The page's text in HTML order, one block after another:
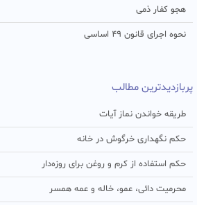
هجو کفار ذمی
نحوه اجرای قانون ۴۹ اساسی
پربازدیدترین مطالب
طریقه خواندن نماز آیات
حکم نگهداری خرگوش در خانه
حکم استفاده از کرم و روغن برای روزه‌دار
محرمیت دائی، عمو، خاله و عمه همسر